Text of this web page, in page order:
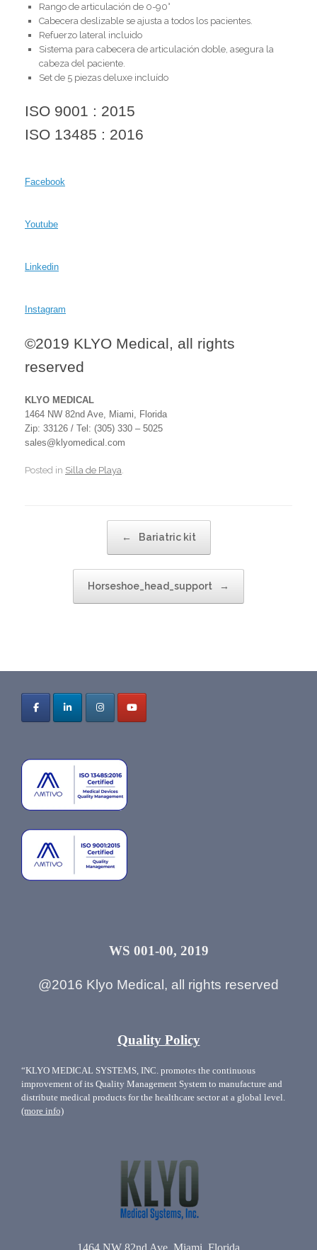
Rango de articulación de 0-90°
Cabecera deslizable se ajusta a todos los pacientes.
Refuerzo lateral incluido
Sistema para cabecera de articulación doble, asegura la
cabeza del paciente.
Set de 5 piezas deluxe incluído
ISO 9001 : 2015
ISO 13485 : 2016
Facebook
Youtube
Linkedin
Instagram
©2019 KLYO Medical, all rights
reserved
KLYO MEDICAL
1464 NW 82nd Ave, Miami, Florida
Zip: 33126 / Tel: (305) 330 – 5025
sales@klyomedical.com
Posted in Silla de Playa.
← Bariatric kit
Horseshoe_head_support →
WS 001-00, 2019
@2016 Klyo Medical, all rights reserved
Quality Policy
“KLYO MEDICAL SYSTEMS, INC. promotes the continuous
improvement of its Quality Management System to manufacture and
distribute medical products for the healthcare sector at a global level.
(more info)